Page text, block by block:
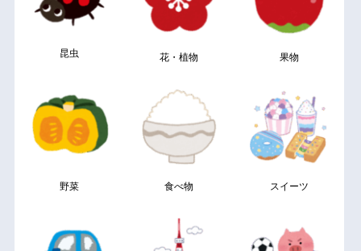
昆虫 花・植物 果物
野菜 食べ物 スイーツ